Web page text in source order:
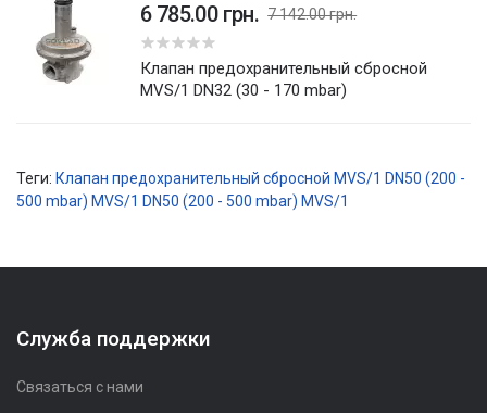
6 785.00 грн. 7 142.00 грн.
Клапан предохранительный сбросной
MVS/1 DN32 (30 - 170 mbar)
Теги: Клапан предохранительный сбросной MVS/1 DN50 (200 -
500 mbar) MVS/1 DN50 (200 - 500 mbar) MVS/1
Служба поддержки
Связаться с нами